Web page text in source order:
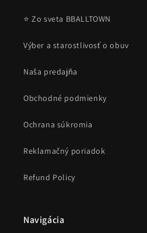
⭐ Zo sveta BBALLTOWN
Výber a starostlivosť o obuv
Naša predajňa
Obchodné podmienky
Ochrana súkromia
Reklamačný poriadok
Refund Policy
Navigácia